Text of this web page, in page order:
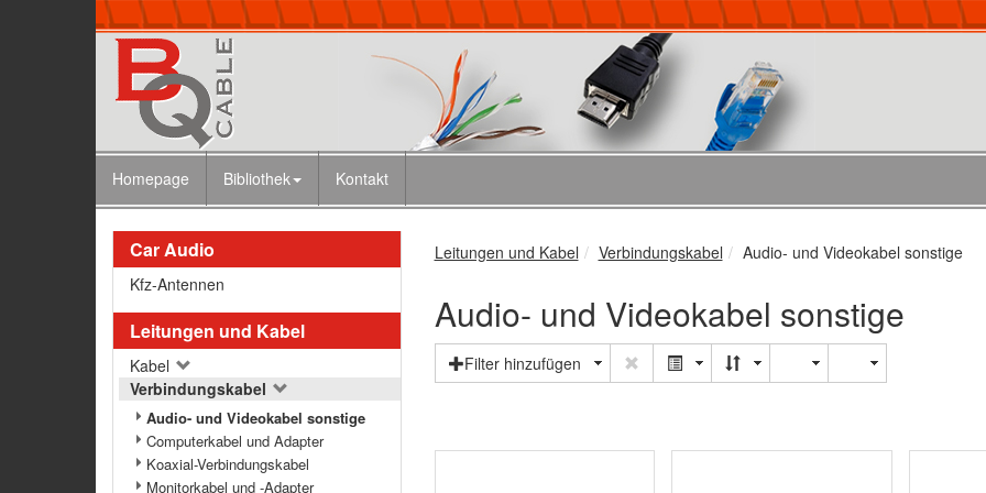
Homepage Bibliothek Kontakt
Car Audio
Kfz-Antennen
Leitungen und Kabel
Kabel
Verbindungskabel
Audio- und Videokabel sonstige
Computerkabel und Adapter
Koaxial-Verbindungskabel
Monitorkabel und -Adapter
Leitungen und Kabel Verbindungskabel Audio- und Videokabel sonstige
Audio- und Videokabel sonstige
Filter hinzufügen